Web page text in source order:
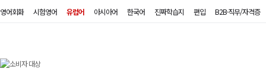
영어회화 시험영어 유럽어 아시아어 한국어 진짜학습지 편입 B2B·직무/자격증